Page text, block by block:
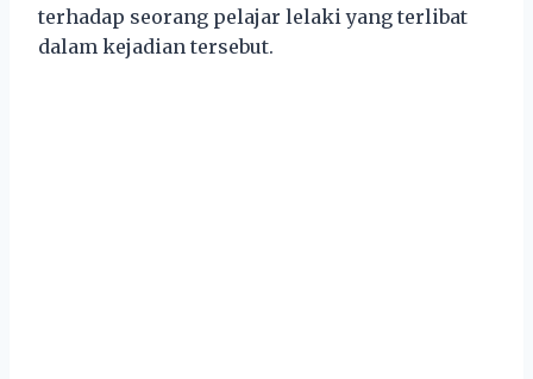
terhadap seorang pelajar lelaki yang terlibat
dalam kejadian tersebut.